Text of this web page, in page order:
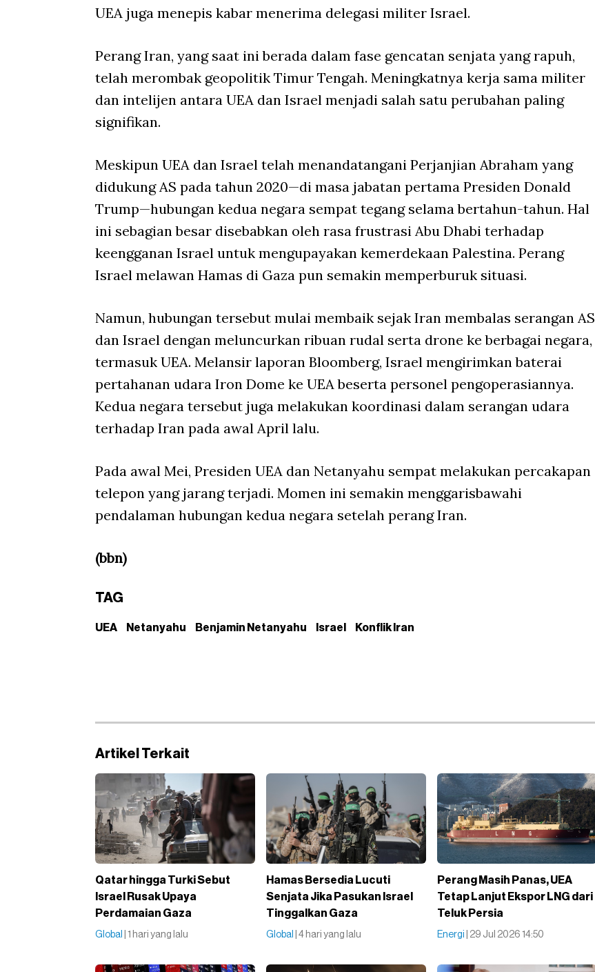
UEA juga menepis kabar menerima delegasi militer Israel.
Perang Iran, yang saat ini berada dalam fase gencatan senjata yang rapuh,
telah merombak geopolitik Timur Tengah. Meningkatnya kerja sama militer
dan intelijen antara UEA dan Israel menjadi salah satu perubahan paling
signifikan.
Meskipun UEA dan Israel telah menandatangani Perjanjian Abraham yang
didukung AS pada tahun 2020—di masa jabatan pertama Presiden Donald
Trump—hubungan kedua negara sempat tegang selama bertahun-tahun. Hal
ini sebagian besar disebabkan oleh rasa frustrasi Abu Dhabi terhadap
keengganan Israel untuk mengupayakan kemerdekaan Palestina. Perang
Israel melawan Hamas di Gaza pun semakin memperburuk situasi.
Namun, hubungan tersebut mulai membaik sejak Iran membalas serangan AS
dan Israel dengan meluncurkan ribuan rudal serta drone ke berbagai negara,
termasuk UEA. Melansir laporan Bloomberg, Israel mengirimkan baterai
pertahanan udara Iron Dome ke UEA beserta personel pengoperasiannya.
Kedua negara tersebut juga melakukan koordinasi dalam serangan udara
terhadap Iran pada awal April lalu.
Pada awal Mei, Presiden UEA dan Netanyahu sempat melakukan percakapan
telepon yang jarang terjadi. Momen ini semakin menggarisbawahi
pendalaman hubungan kedua negara setelah perang Iran.
(bbn)
TAG
UEA Netanyahu Benjamin Netanyahu Israel Konflik Iran
Artikel Terkait
Qatar hingga Turki Sebut
Israel Rusak Upaya
Perdamaian Gaza
Global | 1 hari yang lalu
Hamas Bersedia Lucuti
Senjata Jika Pasukan Israel
Tinggalkan Gaza
Global | 4 hari yang lalu
Perang Masih Panas, UEA
Tetap Lanjut Ekspor LNG dari
Teluk Persia
Energi | 29 Jul 2026 14:50